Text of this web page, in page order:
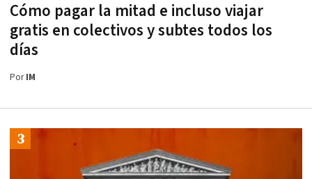
Cómo pagar la mitad e incluso viajar
gratis en colectivos y subtes todos los
días
PorIM